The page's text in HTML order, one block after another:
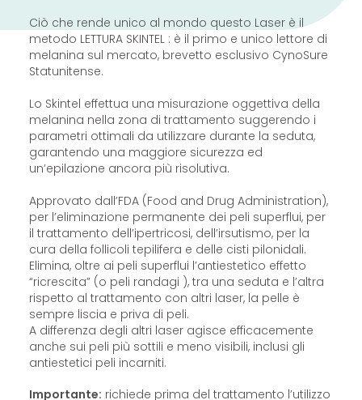
Ciò che rende unico al mondo questo Laser è il
metodo LETTURA SKINTEL : è il primo e unico lettore di
melanina sul mercato, brevetto esclusivo CynoSure
Statunitense.
Lo Skintel effettua una misurazione oggettiva della
melanina nella zona di trattamento suggerendo i
parametri ottimali da utilizzare durante la seduta,
garantendo una maggiore sicurezza ed
un’epilazione ancora più risolutiva.
Approvato dall’FDA (Food and Drug Administration),
per l’eliminazione permanente dei peli superflui, per
il trattamento dell’ipertricosi, dell’irsutismo, per la
cura della follicoli tepilifera e delle cisti pilonidali.
Elimina, oltre ai peli superflui l’antiestetico effetto
“ricrescita” (o peli randagi ), tra una seduta e l’altra
rispetto al trattamento con altri laser, la pelle è
sempre liscia e priva di peli.
A differenza degli altri laser agisce efficacemente
anche sui peli più sottili e meno visibili, inclusi gli
antiestetici peli incarniti.
Importante: richiede prima del trattamento l’utilizzo